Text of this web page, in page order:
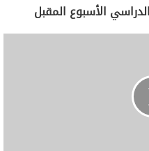
الأسبوع المقبل